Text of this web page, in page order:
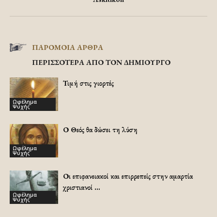
ΠΑΡΟΜΟΙΑ ΑΡΘΡΑ
ΠΕΡΙΣΣΟΤΕΡΑ ΑΠΟ ΤΟΝ ΔΗΜΙΟΥΡΓΟ
Ωφέλημα
Ψυχής
Τιμή στις γιορτές
Ωφέλημα
Ψυχής
Ο Θεός θα δώσει τη λύση
Ωφέλημα
Ψυχής
Οι επιφανειακοί και επιρρεπείς στην αμαρτία
χριστιανοί …